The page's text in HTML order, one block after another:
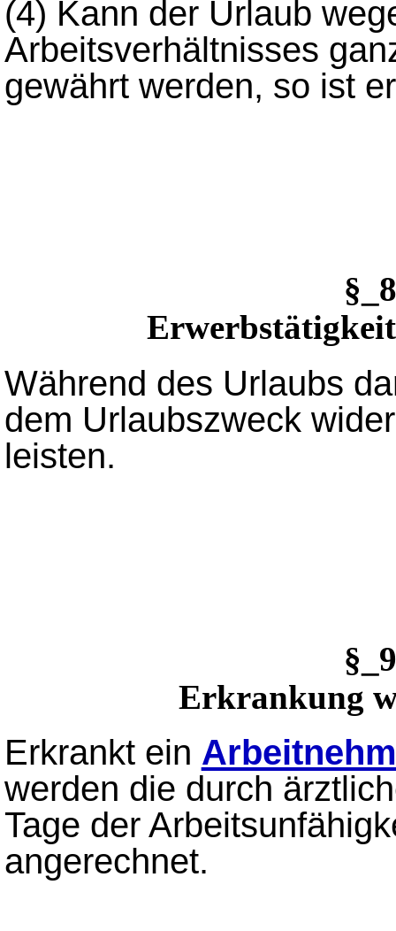
(4) Kann der Urlaub
Arbeitsverhältnisses
gewährt werden, so ist
Während des Urlaubs
dem Urlaubszweck
leisten.
Erkrankung
Erkrankt ein
werden die durch
Tage der
angerechnet.